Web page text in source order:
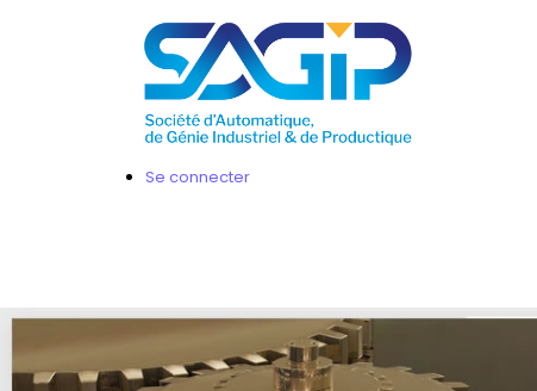
Se connecter